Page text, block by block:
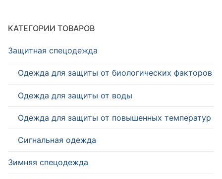
КАТЕГОРИИ ТОВАРОВ
Защитная спецодежда
Одежда для защиты от биологических факторов
Одежда для защиты от воды
Одежда для защиты от повышенных температур
Сигнальная одежда
Зимняя спецодежда